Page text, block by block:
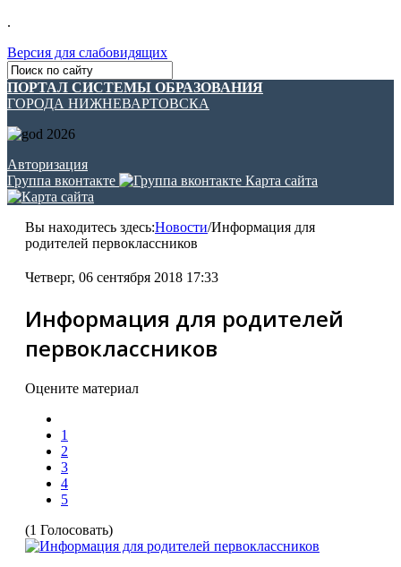
.
Версия для слабовидящих
ПОРТАЛ СИСТЕМЫ ОБРАЗОВАНИЯ
ГОРОДА НИЖНЕВАРТОВСКА
Авторизация
Группа вконтакте
Карта сайта
Вы находитесь здесь:Новости/Информация для
родителей первоклассников
Четверг, 06 сентября 2018 17:33
Информация для родителей
первоклассников
Оцените материал
1
2
3
4
5
(1 Голосовать)